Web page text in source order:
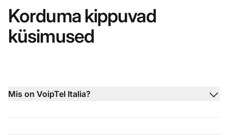
Korduma kippuvad
küsimused
Mis on VoipTel Italia?